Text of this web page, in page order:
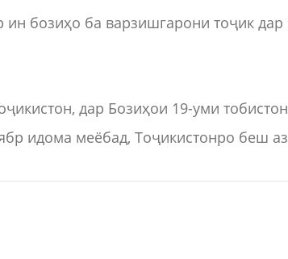
ин бозиҳо ба варзишгарони тоҷик
дар Бозиҳои 19-уми
идома меёбад, Тоҷикистонро беш